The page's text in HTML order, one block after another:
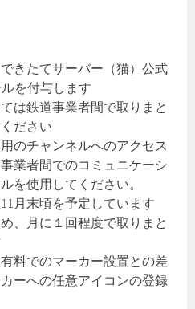
きたてサーバー（猫）公式
を付与します
は鉄道事業者間で取りまと
ださい
のチャンネルへのアクセス
業者間でのコミュニケーシ
を使用してください。
月末頃を予定しています
、月に１回程度で取りまと
料でのマーカー設置との差
ーへの任意アイコンの登録